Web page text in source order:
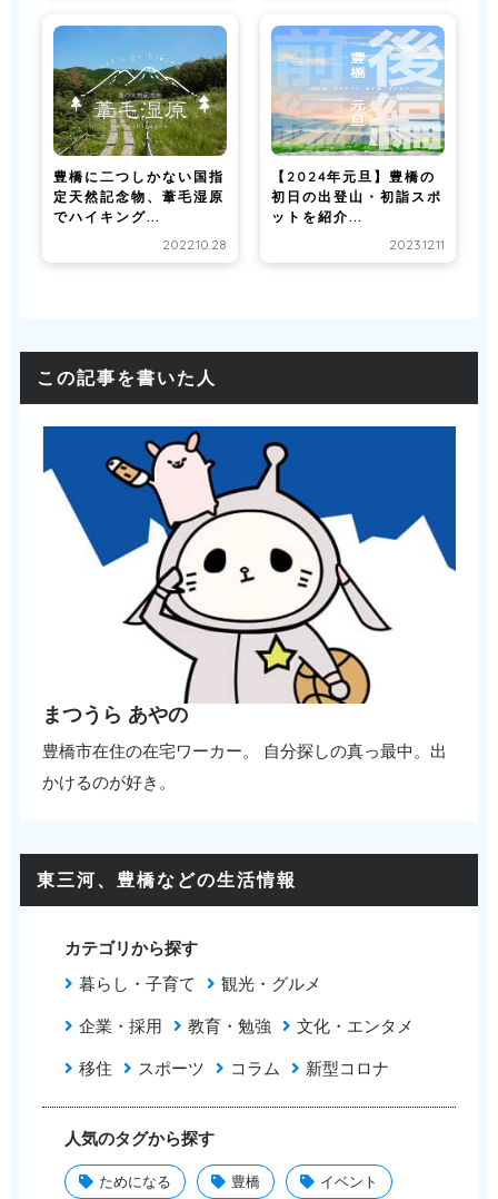
豊橋に二つしかない国指
定天然記念物、葦毛湿原
でハイキング...
2022.10.28
【2024年元旦】豊橋の
初日の出登山・初詣スポ
ットを紹介...
2023.12.11
この記事を書いた人
まつうら あやの
豊橋市在住の在宅ワーカー。 自分探しの真っ最中。出
かけるのが好き。
東三河、豊橋などの生活情報
カテゴリから探す
暮らし・子育て
観光・グルメ
企業・採用
教育・勉強
文化・エンタメ
移住
スポーツ コラム 新型コロナ
人気のタグから探す
ためになる 豊橋 イベント